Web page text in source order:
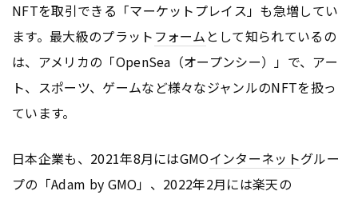
NFTを取引できる「マーケットプレイス」も急増してい
ます。最大級のプラット フォーム として知られているの
は、アメリカの「OpenSea（オープンシー）」で、アー
ト、スポーツ、ゲームなど様々なジャンルのNFTを扱っ
ています。
日本企業も、2021年8月にはGMOインターネットグルー
プの「Adam by GMO」、2022年2月には楽天の